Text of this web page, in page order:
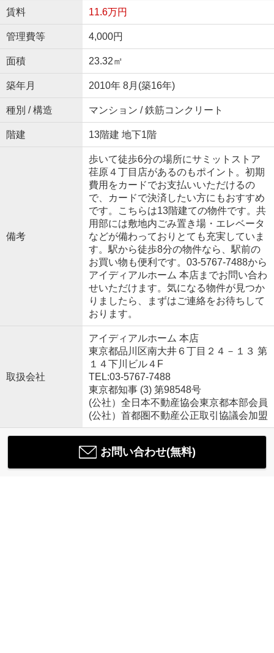
賃料 11.6万円
管理費等 4,000円
面積 23.32㎡
築年月 2010年 8月(築16年)
種別 / 構造 マンション / 鉄筋コンクリート
階建 13階建 地下1階
備考
歩いて徒歩6分の場所にサミットストア
荏原４丁目店があるのもポイント。初期
費用をカードでお支払いいただけるの
で、カードで決済したい方にもおすすめ
です。こちらは13階建ての物件です。共
用部には敷地内ごみ置き場・エレベータ
などが備わっておりとても充実していま
す。駅から徒歩8分の物件なら、駅前の
お買い物も便利です。03-5767-7488から
アイディアルホーム 本店までお問い合わ
せいただけます。気になる物件が見つか
りましたら、まずはご連絡をお待ちして
おります。
取扱会社
アイディアルホーム 本店
東京都品川区南大井６丁目２４－１３ 第
１４下川ビル４F
TEL:03-5767-7488
東京都知事 (3) 第98548号
(公社）全日本不動産協会東京都本部会員
(公社）首都圏不動産公正取引協議会加盟
お問い合わせ(無料)